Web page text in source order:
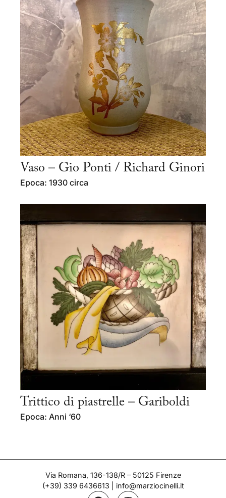
Vaso – Gio Ponti / Richard Ginori
Epoca: 1930 circa
Trittico di piastrelle – Gariboldi
Epoca: Anni ‘60
Via Romana, 136-138/R – 50125 Firenze
(+39) 339 6436613
info@marziocinelli.it